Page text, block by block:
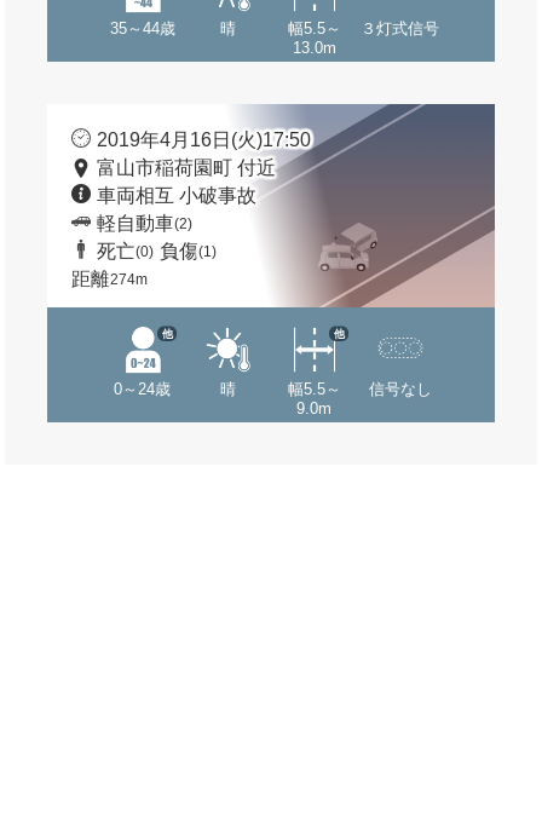
35～44歳 晴
幅5.5～
13.0m
３灯式信号
2019年4月16日(火)17:50
富山市稲荷園町 付近
車両相互 小破事故
軽自動車(2)
死亡(0) 負傷(1)
距離274m
0～24歳
他
晴
幅5.5～
9.0m
他
信号なし